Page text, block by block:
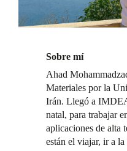
Sobre mí
Ahad
Materiales por la
Irán. Llegó a
natal, para trabajar
aplicaciones de alta
están el viajar, ir a